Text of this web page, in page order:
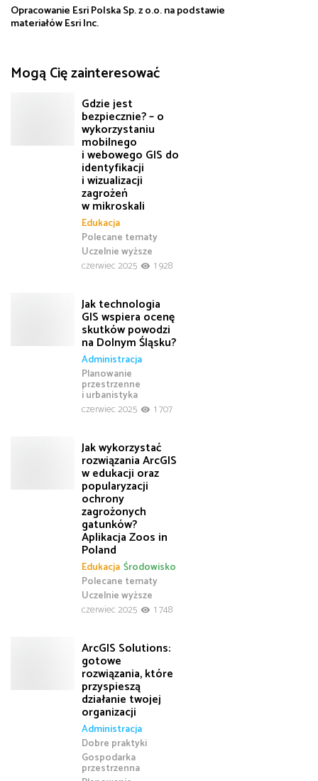
Opracowanie Esri Polska Sp. z o.o. na podstawie
materiałów Esri Inc.
Mogą Cię zainteresować
Gdzie jest
bezpiecznie? – o
wykorzystaniu
mobilnego
i webowego GIS do
identyfikacji
i wizualizacji
zagrożeń
w mikroskali
Edukacja
Polecane tematy
Uczelnie wyższe
czerwiec 2025
1 928
Jak technologia
GIS wspiera ocenę
skutków powodzi
na Dolnym Śląsku?
Administracja
Planowanie
przestrzenne
i urbanistyka
czerwiec 2025
1 707
Jak wykorzystać
rozwiązania ArcGIS
w edukacji oraz
popularyzacji
ochrony
zagrożonych
gatunków?
Aplikacja Zoos in
Poland
Edukacja
Polecane tematy
Środowisko
Uczelnie wyższe
czerwiec 2025
1 748
ArcGIS Solutions:
gotowe
rozwiązania, które
przyspieszą
działanie twojej
organizacji
Administracja
Dobre praktyki
Gospodarka
przestrzenna